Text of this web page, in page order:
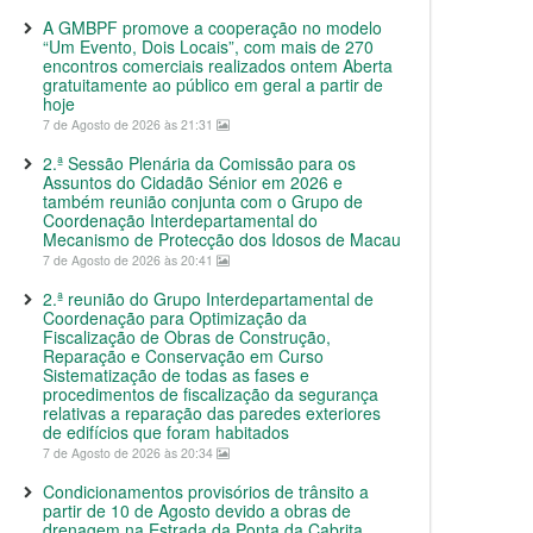
A GMBPF promove a cooperação no modelo
“Um Evento, Dois Locais”, com mais de 270
encontros comerciais realizados ontem Aberta
gratuitamente ao público em geral a partir de
hoje
7 de Agosto de 2026 às 21:31
2.ª Sessão Plenária da Comissão para os
Assuntos do Cidadão Sénior em 2026 e
também reunião conjunta com o Grupo de
Coordenação Interdepartamental do
Mecanismo de Protecção dos Idosos de Macau
7 de Agosto de 2026 às 20:41
2.ª reunião do Grupo Interdepartamental de
Coordenação para Optimização da
Fiscalização de Obras de Construção,
Reparação e Conservação em Curso
Sistematização de todas as fases e
procedimentos de fiscalização da segurança
relativas a reparação das paredes exteriores
de edifícios que foram habitados
7 de Agosto de 2026 às 20:34
Condicionamentos provisórios de trânsito a
partir de 10 de Agosto devido a obras de